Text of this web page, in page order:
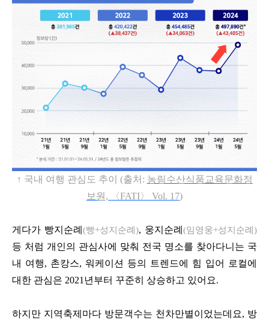
↑ 국내 여행 관심도 추이 (출처 : 농림수산식품교육문화정
보원,
〈FATI〉 Vol. 17)
게다가 빵지순례 (빵+성지순례 ), 웅지순례 (임영웅+성지순례 )
등 처럼 개인의 관심사에 맞춰 전국 명소를 찾아다니는 국
내 여행, 촌캉스, 워케이션 등의 트렌드에 힘 입어 로컬에
대한 관심은 2021년부터 꾸준히 상승하고 있어요.
하지만 지역축제마다 방문객수는 천차만별이었는데요, 방